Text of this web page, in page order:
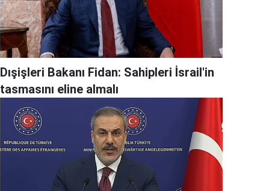
Dışişleri Bakanı Fidan: Sahipleri İsrail'in
tasmasını eline almalı